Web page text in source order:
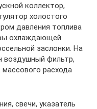
коллектор,
холостого
давления топлива
охлаждающей
заслонки. На
воздушный фильтр,
расхода
свечи, указатель